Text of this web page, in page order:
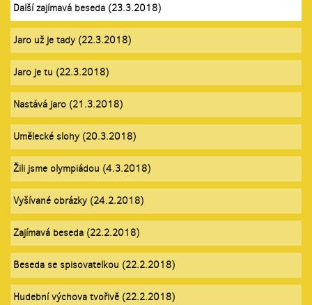
Další zajímavá beseda (23.3.2018)
Jaro už je tady (22.3.2018)
Jaro je tu (22.3.2018)
Nastává jaro (21.3.2018)
Umělecké slohy (20.3.2018)
Žili jsme olympiádou (4.3.2018)
Vyšívané obrázky (24.2.2018)
Zajímavá beseda (22.2.2018)
Beseda se spisovatelkou (22.2.2018)
Hudební výchova tvořivě (22.2.2018)